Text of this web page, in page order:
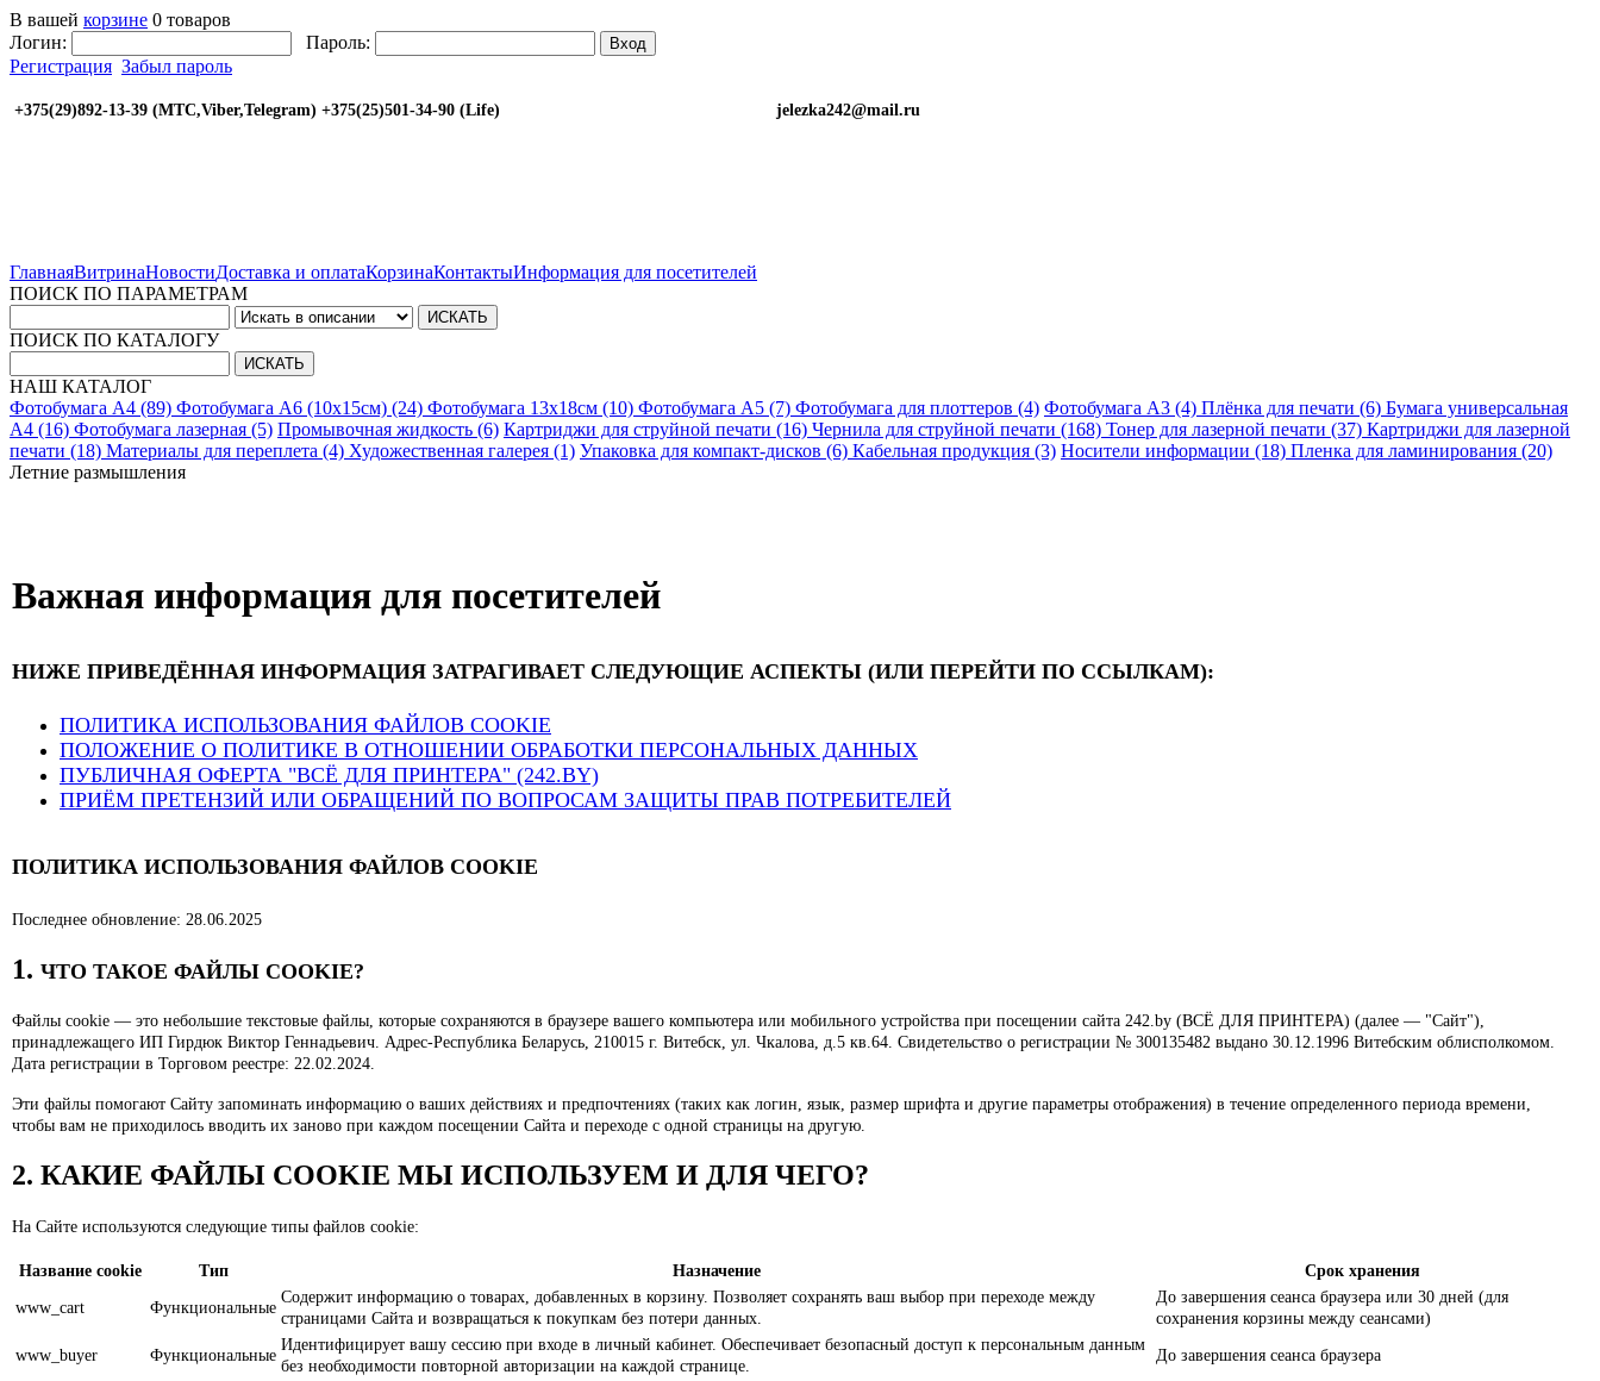
В вашей корзине 0 товаров
Логин:
Пароль: Вход
Регистрация Забыл пароль
+375(29)892-13-39 (МТС,Viber,Telegram) +375(25)501-34-90 (Life) jelezka242@mail.ru
ГлавнаяВитринаНовостиДоставка и оплатаКорзинаКонтактыИнформация для посетителей
ПОИСК ПО ПАРАМЕТРАМ
ПОИСК ПО КАТАЛОГУ
НАШ КАТАЛОГ
Фотобумага A4 (89) Фотобумага A6 (10х15см) (24) Фотобумага 13х18см (10) Фотобумага A5 (7) Фотобумага для плоттеров (4) Фотобумага A3 (4) Плёнка для печати (6) Бумага универсальная
A4 (16) Фотобумага лазерная (5) Промывочная жидкость (6) Картриджи для струйной печати (16) Чернила для струйной печати (168) Тонер для лазерной печати (37) Картриджи для лазерной
печати (18) Материалы для переплета (4) Художественная галерея (1) Упаковка для компакт-дисков (6) Кабельная продукция (3) Носители информации (18) Пленка для ламинирования (20)
Летние размышления
Важная информация для посетителей
НИЖЕ ПРИВЕДЁННАЯ ИНФОРМАЦИЯ ЗАТРАГИВАЕТ СЛЕДУЮЩИЕ АСПЕКТЫ (ИЛИ ПЕРЕЙТИ ПО ССЫЛКАМ):
ПОЛИТИКА ИСПОЛЬЗОВАНИЯ ФАЙЛОВ COOKIE
ПОЛОЖЕНИЕ О ПОЛИТИКЕ В ОТНОШЕНИИ ОБРАБОТКИ ПЕРСОНАЛЬНЫХ ДАННЫХ
ПУБЛИЧНАЯ ОФЕРТА "ВСЁ ДЛЯ ПРИНТЕРА" (242.BY)
ПРИЁМ ПРЕТЕНЗИЙ ИЛИ ОБРАЩЕНИЙ ПО ВОПРОСАМ ЗАЩИТЫ ПРАВ ПОТРЕБИТЕЛЕЙ
ПОЛИТИКА ИСПОЛЬЗОВАНИЯ ФАЙЛОВ COOKIE
Последнее обновление: 28.06.2025
1. ЧТО ТАКОЕ ФАЙЛЫ COOKIE?
Файлы cookie — это небольшие текстовые файлы, которые сохраняются в браузере вашего компьютера или мобильного устройства при посещении сайта 242.by (ВСЁ ДЛЯ ПРИНТЕРА) (далее — "Сайт"),
принадлежащего ИП Гирдюк Виктор Геннадьевич. Адрес-Республика Беларусь, 210015 г. Витебск, ул. Чкалова, д.5 кв.64. Свидетельство о регистрации № 300135482 выдано 30.12.1996 Витебским облисполкомом.
Дата регистрации в Торговом реестре: 22.02.2024.
Эти файлы помогают Сайту запоминать информацию о ваших действиях и предпочтениях (таких как логин, язык, размер шрифта и другие параметры отображения) в течение определенного периода времени,
чтобы вам не приходилось вводить их заново при каждом посещении Сайта и переходе с одной страницы на другую.
2. КАКИЕ ФАЙЛЫ COOKIE МЫ ИСПОЛЬЗУЕМ И ДЛЯ ЧЕГО?
На Сайте используются следующие типы файлов cookie:
Название cookie Тип Назначение Срок хранения
www_cart Функциональные
Содержит информацию о товарах, добавленных в корзину. Позволяет сохранять ваш выбор при переходе между
страницами Сайта и возвращаться к покупкам без потери данных.
До завершения сеанса браузера или 30 дней (для
сохранения корзины между сеансами)
www_buyer Функциональные
Идентифицирует вашу сессию при входе в личный кабинет. Обеспечивает безопасный доступ к персональным данным
без необходимости повторной авторизации на каждой странице.
До завершения сеанса браузера